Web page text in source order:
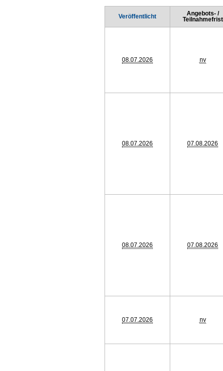
Veröffentlicht
Angebots- /
Teilnahmefrist
08.07.2026 nv
08.07.2026 07.08.2026
08.07.2026 07.08.2026
07.07.2026 nv